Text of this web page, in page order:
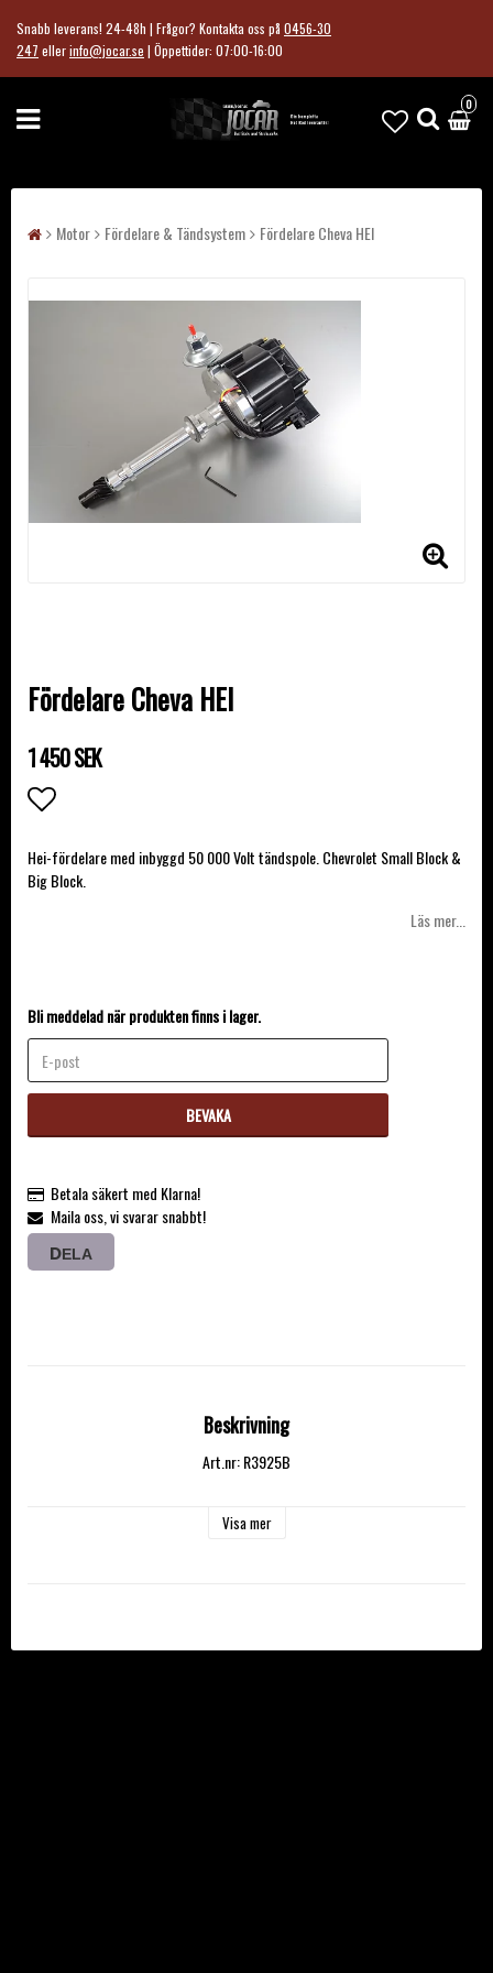
Snabb leverans! 24-48h | Frågor? Kontakta oss på 0456-30
247 ellerinfo@jocar.se | Öppettider: 07:00-16:00
0
Motor Fördelare & Tändsystem Fördelare Cheva HEI
Fördelare Cheva HEI
1 450 SEK
Lägg till i favoritlistan
Hei-fördelare med inbyggd 50 000 Volt tändspole. Chevrolet Small Block &
Big Block.
Läs mer...
Bli meddelad när produkten finns i lager.
BEVAKA
Betala säkert med Klarna!
Maila oss, vi svarar snabbt!
DELA
Beskrivning
Art.nr: R3925B
Visa mer